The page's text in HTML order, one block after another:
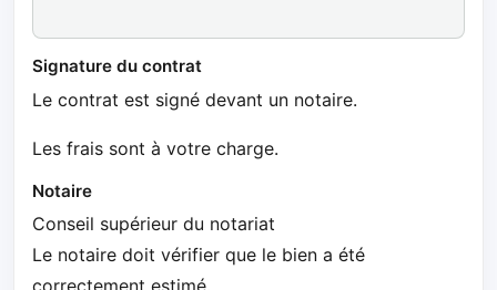
Signature du contrat
Le contrat est signé devant un notaire.
Les frais sont à votre charge.
Notaire
Conseil supérieur du notariat
Le notaire doit vérifier que le bien a été